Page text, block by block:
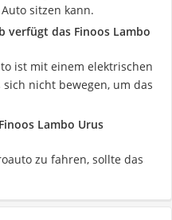
sitzen kann.
verfügt das Finoos Lambo
ist mit einem elektrischen
nicht bewegen, um das
Lambo Urus
zu fahren, sollte das